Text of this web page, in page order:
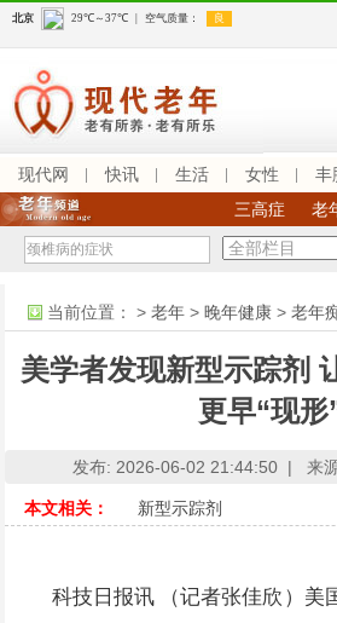
现代网 快讯 生活 女性 丰
三高症
老
当前位置： >老年 >晚年健康 >老年
美学者发现新型示踪剂
更早“现形
发布: 2026-06-02 21:44:50 | 来
本文相关： 新型示踪剂
科技日报讯 （记者张佳欣）美